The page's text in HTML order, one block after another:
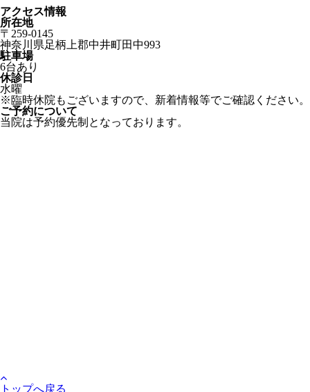
アクセス情報
所在地
〒259-0145
神奈川県足柄上郡中井町田中993
駐車場
6台あり
休診日
水曜
※臨時休院もございますので、新着情報等でご確認ください。
ご予約について
当院は予約優先制となっております。
トップへ戻る